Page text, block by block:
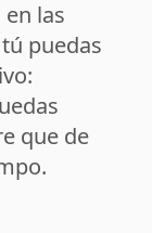
las
puedas
que de